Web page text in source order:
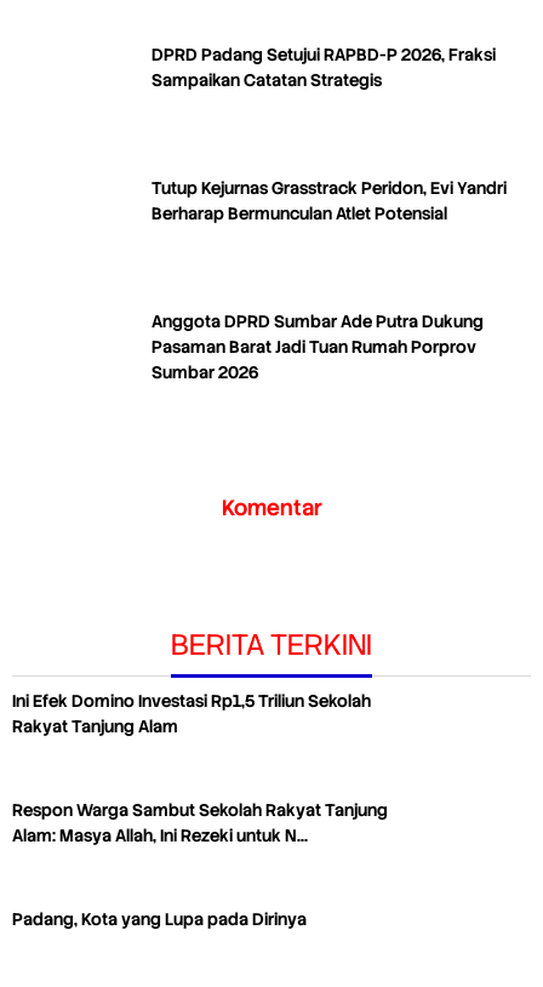
DPRD Padang Setujui RAPBD-P 2026, Fraksi
Sampaikan Catatan Strategis
Tutup Kejurnas Grasstrack Peridon, Evi Yandri
Berharap Bermunculan Atlet Potensial
Anggota DPRD Sumbar Ade Putra Dukung
Pasaman Barat Jadi Tuan Rumah Porprov
Sumbar 2026
Komentar
BERITA TERKINI
Ini Efek Domino Investasi Rp1,5 Triliun Sekolah
Rakyat Tanjung Alam
Respon Warga Sambut Sekolah Rakyat Tanjung
Alam: Masya Allah, Ini Rezeki untuk N…
Padang, Kota yang Lupa pada Dirinya